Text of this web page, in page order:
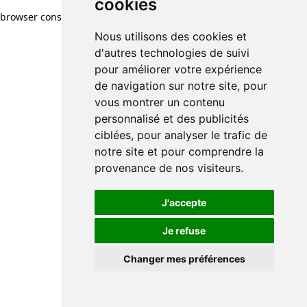
cookies
Nous utilisons des cookies et
d'autres technologies de suivi
pour améliorer votre expérience
de navigation sur notre site, pour
vous montrer un contenu
personnalisé et des publicités
ciblées, pour analyser le trafic de
notre site et pour comprendre la
provenance de nos visiteurs.
J'accepte
Je refuse
Changer mes préférences
browser console for more information)